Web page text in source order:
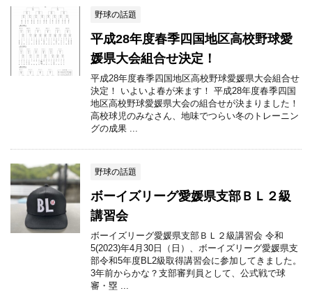
野球の話題
平成28年度春季四国地区高校野球愛
媛県大会組合せ決定！
平成28年度春季四国地区高校野球愛媛県大会組合せ
決定！ いよいよ春が来ます！ 平成28年度春季四国
地区高校野球愛媛県大会の組合せが決まりました！
高校球児のみなさん、地味でつらい冬のトレーニン
グの成果 ...
野球の話題
ボーイズリーグ愛媛県支部ＢＬ２級
講習会
ボーイズリーグ愛媛県支部ＢＬ２級講習会 令和
5(2023)年4月30日（日）、ボーイズリーグ愛媛県支
部令和5年度BL2級取得講習会に参加してきました。
3年前からかな？支部審判員として、公式戦で球
審・塁 ...